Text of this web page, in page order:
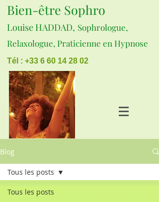
Bien-être Sophro
Louise HADDAD, Sophrologue,
Relaxologue, Praticienne en Hypnose
Tél : +33 6 60 14 28 02
Blog
Tous les posts
Tous les posts